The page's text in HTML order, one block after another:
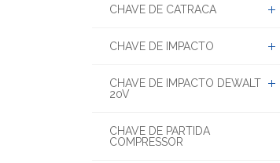
CHAVE DE CATRACA
CHAVE DE IMPACTO
CHAVE DE IMPACTO DEWALT
20V
CHAVE DE PARTIDA
COMPRESSOR